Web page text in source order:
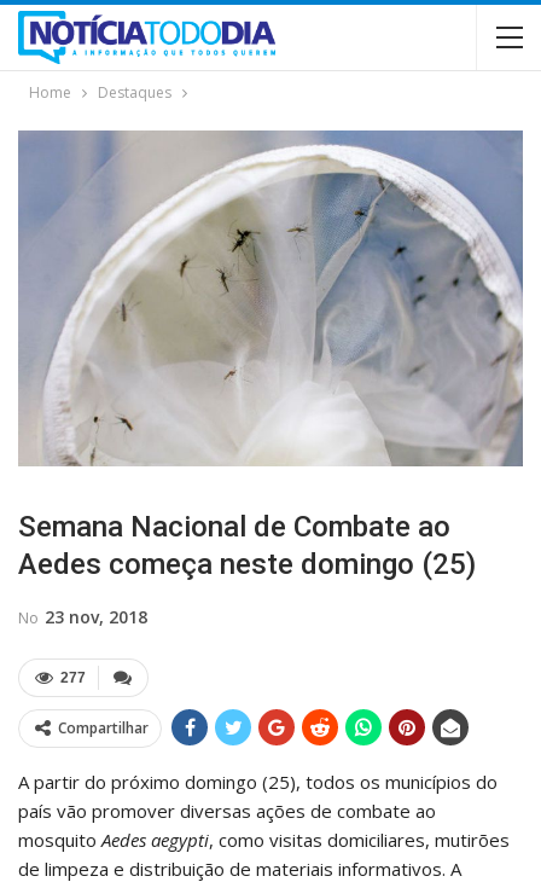
Home Destaques
Semana Nacional de Combate ao
Aedes começa neste domingo (25)
No 23 nov, 2018
277
Compartilhar
A partir do próximo domingo (25), todos os municípios do
país vão promover diversas ações de combate ao
mosquito Aedes aegypti, como visitas domiciliares, mutirões
de limpeza e distribuição de materiais informativos. A